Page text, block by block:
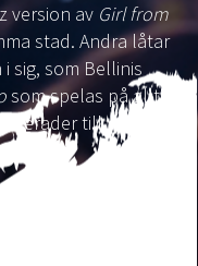
version av Girl from
stad. Andra låtar
sig, som Bellinis
som spelas på allt
till